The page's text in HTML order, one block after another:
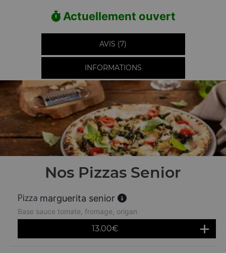
Actuellement ouvert
AVIS (7)
INFORMATIONS
Nos Pizzas Senior
marguerita senior
Base sauce tomate, fromage, origan
13.00€